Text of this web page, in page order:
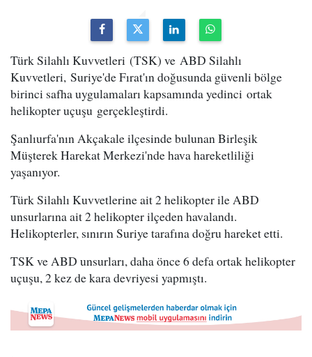
Türk Silahlı Kuvvetleri (TSK) ve ABD Silahlı
Kuvvetleri, Suriye'de Fırat'ın doğusunda güvenli bölge
birinci safha uygulamaları kapsamında yedinci ortak
helikopter uçuşu gerçekleştirdi.
Şanlıurfa'nın Akçakale ilçesinde bulunan Birleşik
Müşterek Harekat Merkezi'nde hava hareketliliği
yaşanıyor.
Türk Silahlı Kuvvetlerine ait 2 helikopter ile ABD
unsurlarına ait 2 helikopter ilçeden havalandı.
Helikopterler, sınırın Suriye tarafına doğru hareket etti.
TSK ve ABD unsurları, daha önce 6 defa ortak helikopter
uçuşu, 2 kez de kara devriyesi yapmıştı.